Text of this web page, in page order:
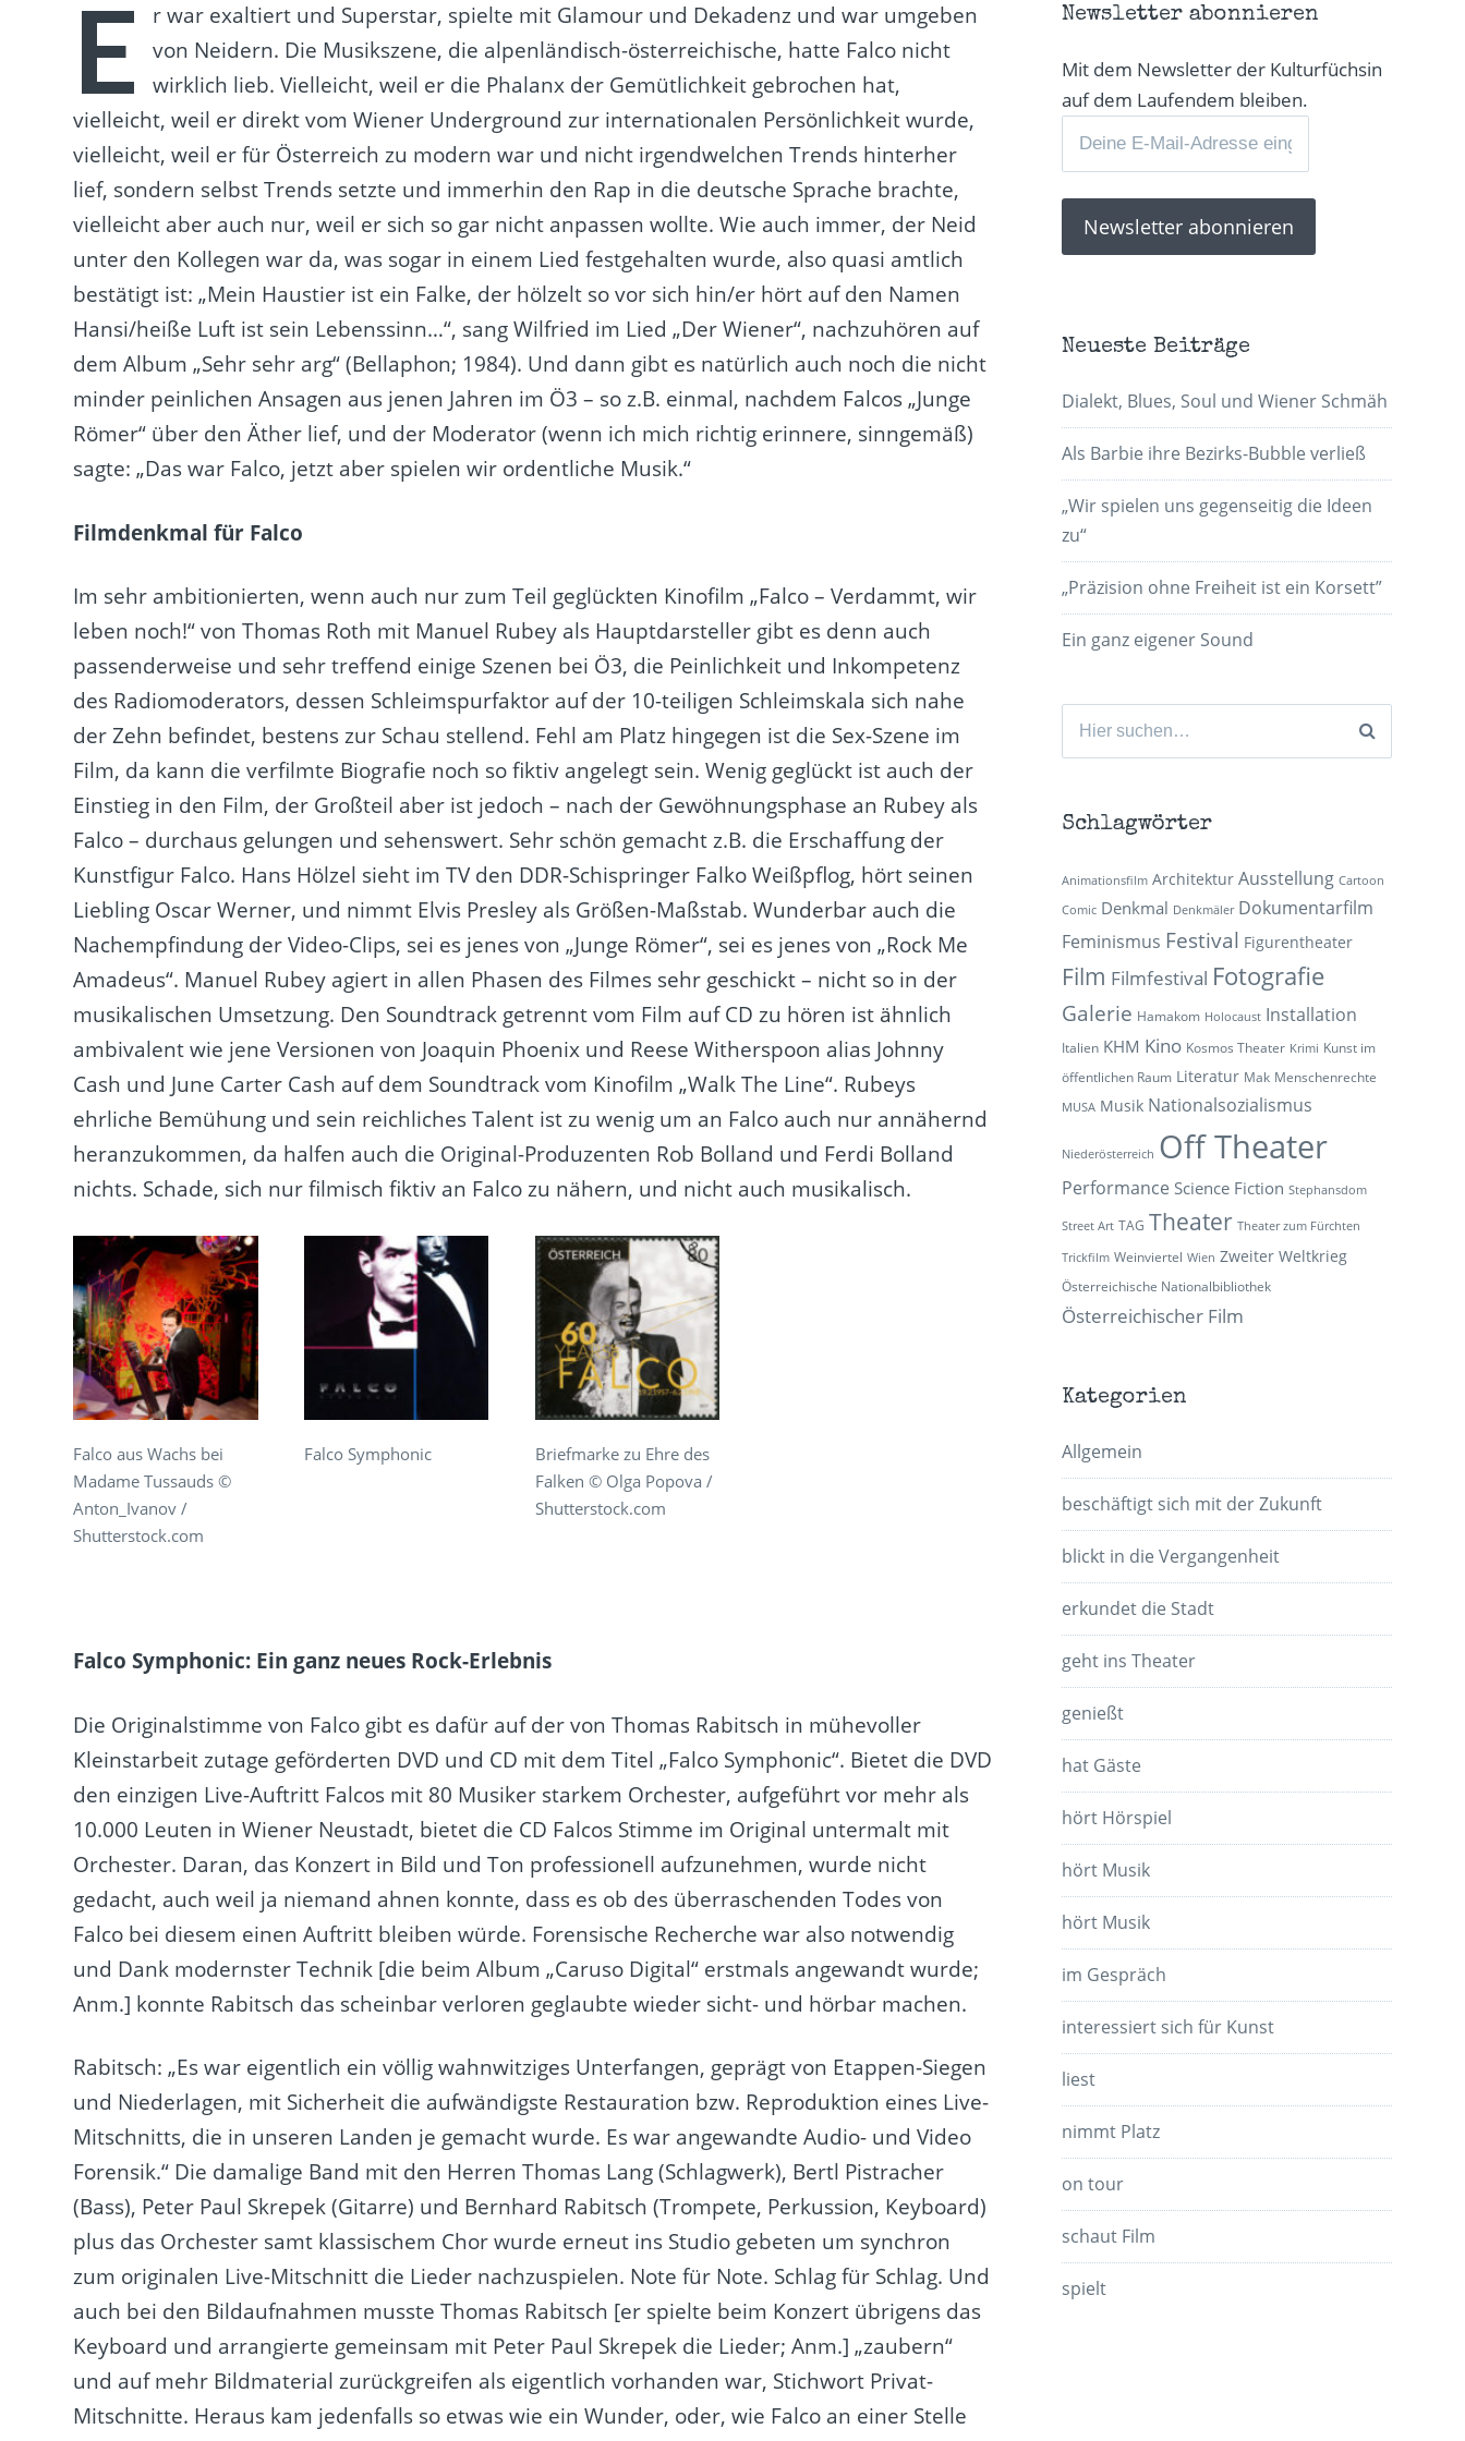
E
r war exaltiert und Superstar, spielte mit Glamour und Dekadenz und war umgeben
von Neidern. Die Musikszene, die alpenländisch-österreichische, hatte Falco nicht
wirklich lieb. Vielleicht, weil er die Phalanx der Gemütlichkeit gebrochen hat,
vielleicht, weil er direkt vom Wiener Underground zur internationalen Persönlichkeit wurde,
vielleicht, weil er für Österreich zu modern war und nicht irgendwelchen Trends hinterher
lief, sondern selbst Trends setzte und immerhin den Rap in die deutsche Sprache brachte,
vielleicht aber auch nur, weil er sich so gar nicht anpassen wollte. Wie auch immer, der Neid
unter den Kollegen war da, was sogar in einem Lied festgehalten wurde, also quasi amtlich
bestätigt ist: „Mein Haustier ist ein Falke, der hölzelt so vor sich hin/er hört auf den Namen
Hansi/heiße Luft ist sein Lebenssinn…“, sang Wilfried im Lied „Der Wiener“, nachzuhören auf
dem Album „Sehr sehr arg“ (Bellaphon; 1984). Und dann gibt es natürlich auch noch die nicht
minder peinlichen Ansagen aus jenen Jahren im Ö3 – so z.B. einmal, nachdem Falcos „Junge
Römer“ über den Äther lief, und der Moderator (wenn ich mich richtig erinnere, sinngemäß)
sagte: „Das war Falco, jetzt aber spielen wir ordentliche Musik.“
Filmdenkmal für Falco
Im sehr ambitionierten, wenn auch nur zum Teil geglückten Kinofilm „Falco – Verdammt, wir
leben noch!“ von Thomas Roth mit Manuel Rubey als Hauptdarsteller gibt es denn auch
passenderweise und sehr treffend einige Szenen bei Ö3, die Peinlichkeit und Inkompetenz
des Radiomoderators, dessen Schleimspurfaktor auf der 10-teiligen Schleimskala sich nahe
der Zehn befindet, bestens zur Schau stellend. Fehl am Platz hingegen ist die Sex-Szene im
Film, da kann die verfilmte Biografie noch so fiktiv angelegt sein. Wenig geglückt ist auch der
Einstieg in den Film, der Großteil aber ist jedoch – nach der Gewöhnungsphase an Rubey als
Falco – durchaus gelungen und sehenswert. Sehr schön gemacht z.B. die Erschaffung der
Kunstfigur Falco. Hans Hölzel sieht im TV den DDR-Schispringer Falko Weißpflog, hört seinen
Liebling Oscar Werner, und nimmt Elvis Presley als Größen-Maßstab. Wunderbar auch die
Nachempfindung der Video-Clips, sei es jenes von „Junge Römer“, sei es jenes von „Rock Me
Amadeus“. Manuel Rubey agiert in allen Phasen des Filmes sehr geschickt – nicht so in der
musikalischen Umsetzung. Den Soundtrack getrennt vom Film auf CD zu hören ist ähnlich
ambivalent wie jene Versionen von Joaquin Phoenix und Reese Witherspoon alias Johnny
Cash und June Carter Cash auf dem Soundtrack vom Kinofilm „Walk The Line“. Rubeys
ehrliche Bemühung und sein reichliches Talent ist zu wenig um an Falco auch nur annähernd
heranzukommen, da halfen auch die Original-Produzenten Rob Bolland und Ferdi Bolland
nichts. Schade, sich nur filmisch fiktiv an Falco zu nähern, und nicht auch musikalisch.
Falco aus Wachs bei
Madame Tussauds ©
Anton_Ivanov /
Shutterstock.com
Falco Symphonic
Briefmarke zu Ehre des
Falken © Olga Popova /
Shutterstock.com
Falco Symphonic: Ein ganz neues Rock-Erlebnis
Die Originalstimme von Falco gibt es dafür auf der von Thomas Rabitsch in mühevoller
Kleinstarbeit zutage geförderten DVD und CD mit dem Titel „Falco Symphonic“. Bietet die DVD
den einzigen Live-Auftritt Falcos mit 80 Musiker starkem Orchester, aufgeführt vor mehr als
10.000 Leuten in Wiener Neustadt, bietet die CD Falcos Stimme im Original untermalt mit
Orchester. Daran, das Konzert in Bild und Ton professionell aufzunehmen, wurde nicht
gedacht, auch weil ja niemand ahnen konnte, dass es ob des überraschenden Todes von
Falco bei diesem einen Auftritt bleiben würde. Forensische Recherche war also notwendig
und Dank modernster Technik [die beim Album „Caruso Digital“ erstmals angewandt wurde;
Anm.] konnte Rabitsch das scheinbar verloren geglaubte wieder sicht- und hörbar machen.
Rabitsch: „Es war eigentlich ein völlig wahnwitziges Unterfangen, geprägt von Etappen-Siegen
und Niederlagen, mit Sicherheit die aufwändigste Restauration bzw. Reproduktion eines Live-
Mitschnitts, die in unseren Landen je gemacht wurde. Es war angewandte Audio- und Video
Forensik.“ Die damalige Band mit den Herren Thomas Lang (Schlagwerk), Bertl Pistracher
(Bass), Peter Paul Skrepek (Gitarre) und Bernhard Rabitsch (Trompete, Perkussion, Keyboard)
plus das Orchester samt klassischem Chor wurde erneut ins Studio gebeten um synchron
zum originalen Live-Mitschnitt die Lieder nachzuspielen. Note für Note. Schlag für Schlag. Und
auch bei den Bildaufnahmen musste Thomas Rabitsch [er spielte beim Konzert übrigens das
Keyboard und arrangierte gemeinsam mit Peter Paul Skrepek die Lieder; Anm.] „zaubern“
und auf mehr Bildmaterial zurückgreifen als eigentlich vorhanden war, Stichwort Privat-
Mitschnitte. Heraus kam jedenfalls so etwas wie ein Wunder, oder, wie Falco an einer Stelle
Newsletter abonnieren
Mit dem Newsletter der Kulturfüchsin
auf dem Laufendem bleiben.
Neueste Beiträge
Dialekt, Blues, Soul und Wiener Schmäh
Als Barbie ihre Bezirks-Bubble verließ
„Wir spielen uns gegenseitig die Ideen
zu“
„Präzision ohne Freiheit ist ein Korsett”
Ein ganz eigener Sound
Suchen
Schlagwörter
Animationsfilm Architektur Ausstellung Cartoon
Comic Denkmal Denkmäler Dokumentarfilm
Feminismus Festival Figurentheater
Film Filmfestival Fotografie
Galerie Hamakom Holocaust Installation
Italien KHM Kino Kosmos Theater Krimi Kunst im
öffentlichen Raum Literatur Mak Menschenrechte
MUSA Musik Nationalsozialismus
Niederösterreich Off Theater
Performance Science Fiction Stephansdom
Street Art TAG Theater Theater zum Fürchten
Trickfilm Weinviertel Wien Zweiter Weltkrieg
Österreichische Nationalbibliothek
Österreichischer Film
Kategorien
Allgemein
beschäftigt sich mit der Zukunft
blickt in die Vergangenheit
erkundet die Stadt
geht ins Theater
genießt
hat Gäste
hört Hörspiel
hört Musik
hört Musik
im Gespräch
interessiert sich für Kunst
liest
nimmt Platz
on tour
schaut Film
spielt